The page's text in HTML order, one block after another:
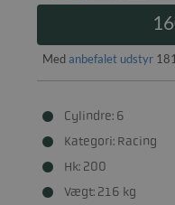
Med anbefalet udstyr
Cylindre: 6
Kategori: Racing
Hk: 200
Vægt: 216 kg